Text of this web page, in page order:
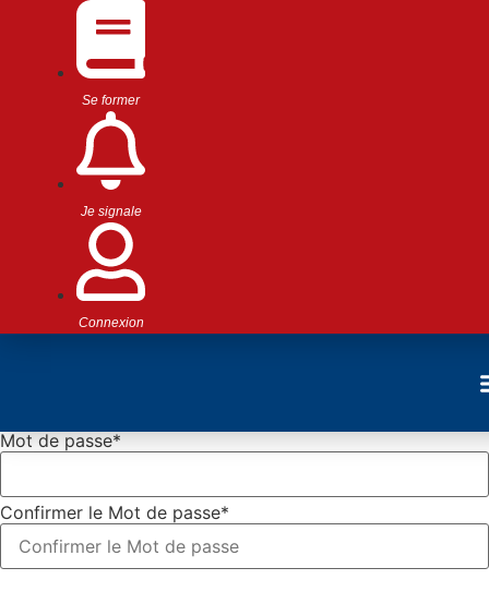
Se former
Je signale
Connexion
Inscription
*
Mot de passe*
Confirmer le Mot de passe*